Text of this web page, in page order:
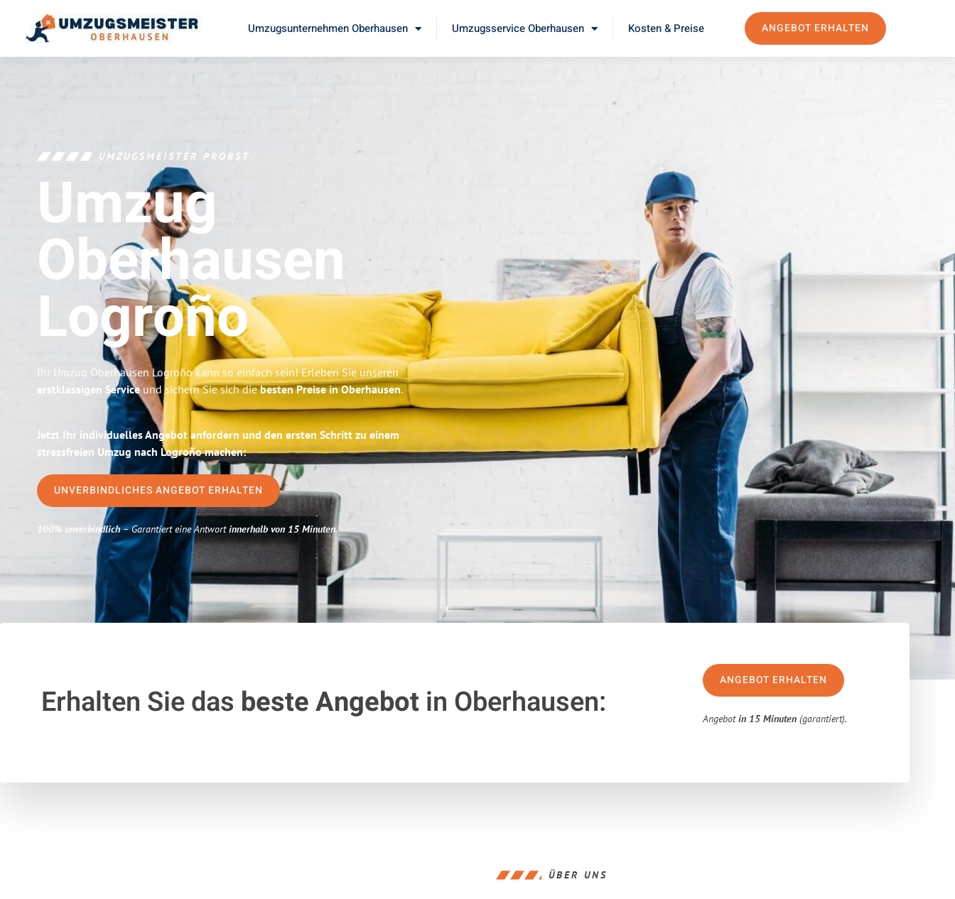
Umzugsunternehmen Oberhausen Umzugsservice Oberhausen Kosten & Preise ANGEBOT ERHALTEN
UMZUGSMEISTER PROBST
Umzug
Oberhausen
Logroño
Ihr Umzug Oberhausen Logroño kann so einfach sein! Erleben Sie unseren
erstklassigen Serviceund sichern Sie sich diebesten Preise in Oberhausen.
Jetzt Ihr individuelles Angebot anfordern und den ersten Schritt zu einem
stressfreien Umzug nach Logroño machen:
UNVERBINDLICHES ANGEBOT ERHALTEN
100% unverbindlich– Garantiert eine Antwortinnerhalb von 15 Minuten.
Erhalten Sie das beste Angebotin Oberhausen:
ANGEBOT ERHALTEN
Angebotin 15 Minuten (garantiert).
ÜBER UNS